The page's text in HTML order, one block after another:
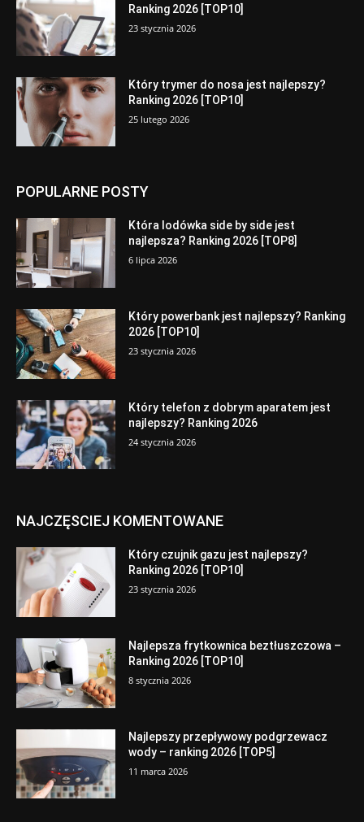
Ranking 2026 [TOP10]
23 stycznia 2026
Który trymer do nosa jest najlepszy?
Ranking 2026 [TOP10]
25 lutego 2026
POPULARNE POSTY
Która lodówka side by side jest
najlepsza? Ranking 2026 [TOP8]
6 lipca 2026
Który powerbank jest najlepszy? Ranking
2026 [TOP10]
23 stycznia 2026
Który telefon z dobrym aparatem jest
najlepszy? Ranking 2026
24 stycznia 2026
NAJCZĘSCIEJ KOMENTOWANE
Który czujnik gazu jest najlepszy?
Ranking 2026 [TOP10]
23 stycznia 2026
Najlepsza frytkownica beztłuszczowa –
Ranking 2026 [TOP10]
8 stycznia 2026
Najlepszy przepływowy podgrzewacz
wody – ranking 2026 [TOP5]
11 marca 2026